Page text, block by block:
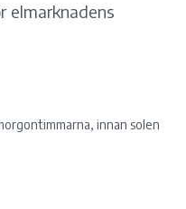
elmarknadens
innan solen